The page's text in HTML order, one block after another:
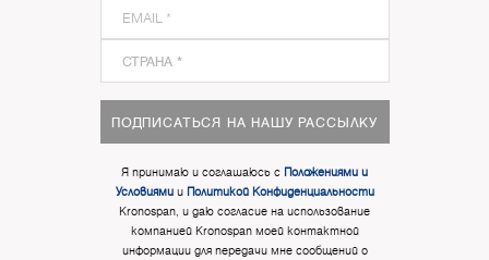
ПОДПИСАТЬСЯ НА НАШУ РАССЫЛКУ
Я принимаю и соглашаюсь с Положениями и
Условиямии Политикой Конфиденциальности
Kronospan, и даю согласие на использование
компанией Kronospan моей контактной
информации для передачи мне сообщений о